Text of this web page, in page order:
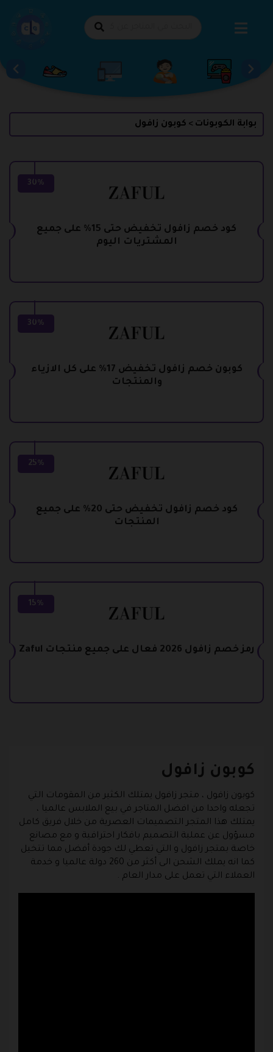
بوابة الكوبونات > كوبون زافول
30%
كود خصم زافول تخفيض حتى 15% على جميع
المشتريات اليوم
30%
كوبون خصم زافول تخفيض 17% على كل الازياء
والمنتجات
25%
كود خصم زافول تخفيض حتى 20% على جميع
المنتجات
15%
رمز خصم زافول 2026 فعال على جميع منتجات Zaful
كوبون زافول
كوبون زافول ، متجر زافول يمتلك الكثير من المقومات التي
تجعله واحدا من افضل المتاجر في بيع الملابس عالميا ،
يمتلك هذا المتجر التصميمات العصرية من خلال فريق كامل
مسؤول عن عملية التصميم بافكار احترافية و مع مصانع
خاصة بمتجر زافول و التي تعطي لك جودة أفضل مما تتخيل
كما انه يملك الشحن الى أكثر من 260 دولة عالميا و خدمة
العملاء التي تعمل على مدار العام .